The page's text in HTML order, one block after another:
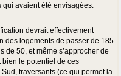
avaient été envisagées.
devrait effectivement
des logements de passer de 185
de 50, et même s’approcher de
bien le potentiel de ces
traversants (ce qui permet la